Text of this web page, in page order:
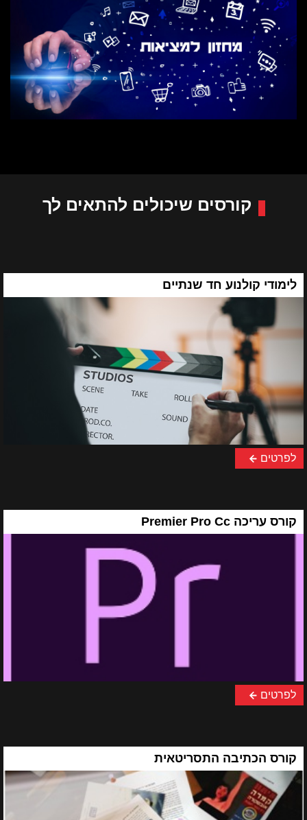
קורסים שיכולים להתאים לך
לימודי קולנוע חד שנתיים
לפרטים
קורס עריכה Premier Pro Cc
לפרטים
קורס הכתיבה התסריטאית